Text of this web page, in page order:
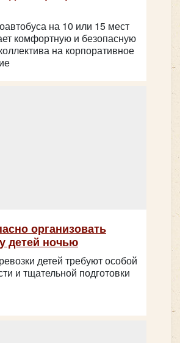
на 10 или 15 мест
комфортную и безопасную
на корпоративное
организовать
детей ночью
детей требуют особой
и тщательной подготовки